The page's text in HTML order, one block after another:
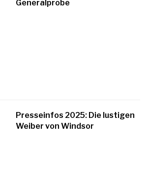
Generalprobe
Presseinfos 2025: Die lustigen
Weiber von Windsor